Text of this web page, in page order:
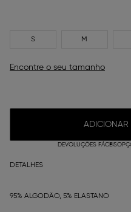
S M
Encontre o seu tamanho
DEVOLUÇÕES FÁCEIS
DETALHES
95% ALGODÃO, 5% ELASTANO